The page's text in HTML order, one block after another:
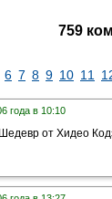
759
6 7 8 9 10 11
года в 10:10
от Хидео